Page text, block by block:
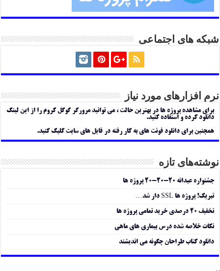
شبکه های اجتماعی
نرم افزارهای مورد نیاز
برای مشاهده پروژه ها در بهترین حالت ، می توانید مرورگر گوگل کروم را از این لینک
دانلود کرده و استفاده کنید.
همچنین برای دانلود فونت های به کار رفته در فایل های سایت کلیک کنید.
نوشته‌های تازه
جشنواره عیدانه ۲۰-۲۰-۲۰ پروژه ها
تبریک! پروژه ها SSL دار شد…
تخفیف ۲۰ درصدی خرید تمامی پروژه ها
نکات خلاصه شده درس بیماری های ماهی
دانلود کتاب طراحان چگونه می اندیشند